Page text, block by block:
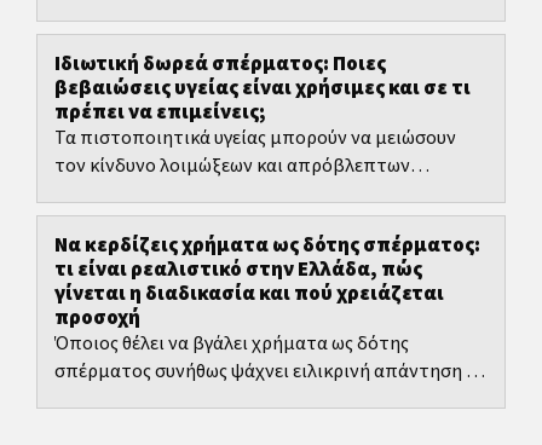
υποψία ανδρικού...
Ιδιωτική δωρεά σπέρματος: Ποιες
βεβαιώσεις υγείας είναι χρήσιμες και σε τι
πρέπει να επιμείνεις;
Τα πιστοποιητικά υγείας μπορούν να μειώσουν
τον κίνδυνο λοιμώξεων και απρόβλεπτων
μηδενίσουν. Αυτό δεν είναι...
Να κερδίζεις χρήματα ως δότης σπέρματος:
τι είναι ρεαλιστικό στην Ελλάδα, πώς
γίνεται η διαδικασία και πού χρειάζεται
προσοχή
Όποιος θέλει να βγάλει χρήματα ως δότης
σπέρματος συνήθως ψάχνει ειλικρινή απάντηση σε